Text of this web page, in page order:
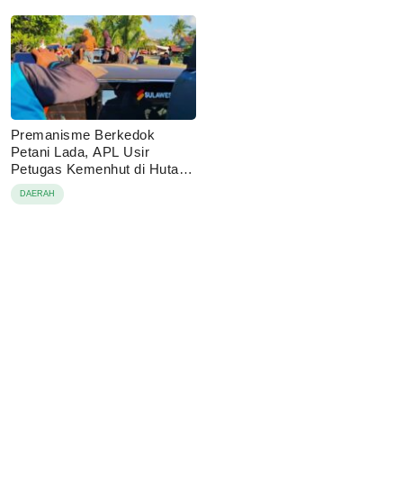
Premanisme Berkedok
Petani Lada, APL Usir
Petugas Kemenhut di Hutan
Lindung Loeha
DAERAH